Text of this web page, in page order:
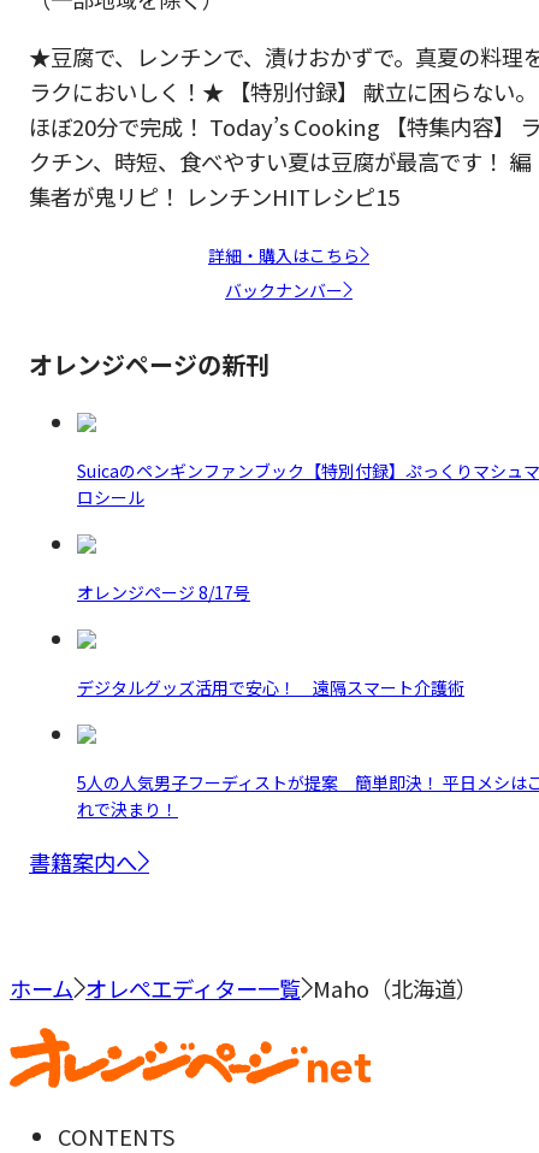
★豆腐で、レンチンで、漬けおかずで。真夏の料理
ラクにおいしく！★ 【特別付録】 献立に困らない。
ほぼ20分で完成！ Today’s Cooking 【特集内容】
クチン、時短、食べやすい夏は豆腐が最高です！ 編
集者が鬼リピ！ レンチンHITレシピ15
詳細・購入はこちら
バックナンバー
オレンジページの新刊
Suicaのペンギンファンブック【特別付録】ぷっくりマシュマ
ロシール
オレンジページ 8/17号
デジタルグッズ活用で安心！ 遠隔スマート介護術
5人の人気男子フーディストが提案 簡単即決！ 平日メシは
れで決まり！
書籍案内へ
ホーム オレぺエディター一覧 Maho（北海道）
CONTENTS